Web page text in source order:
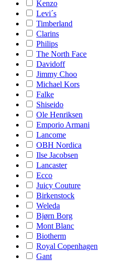
Kenzo
Levi´s
Timberland
Clarins
Philips
The North Face
Davidoff
Jimmy Choo
Michael Kors
Falke
Shiseido
Ole Henriksen
Emporio Armani
Lancome
OBH Nordica
Ilse Jacobsen
Lancaster
Ecco
Juicy Couture
Birkenstock
Weleda
Bjørn Borg
Mont Blanc
Biotherm
Royal Copenhagen
Gant